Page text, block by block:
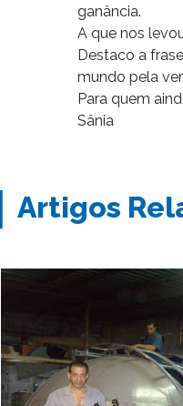
ganância.
A que nos
Destaco a
mundo pela
Para quem
Sânia
Artigos